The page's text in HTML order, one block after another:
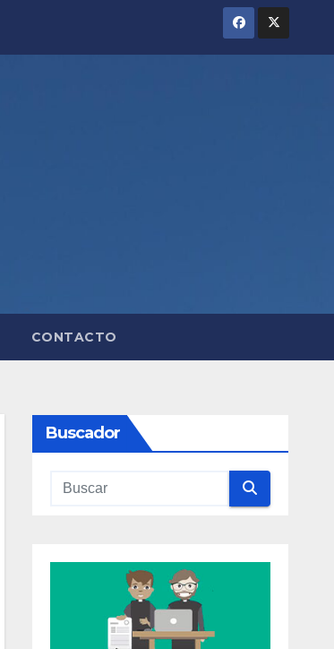
CONTACTO
Buscador